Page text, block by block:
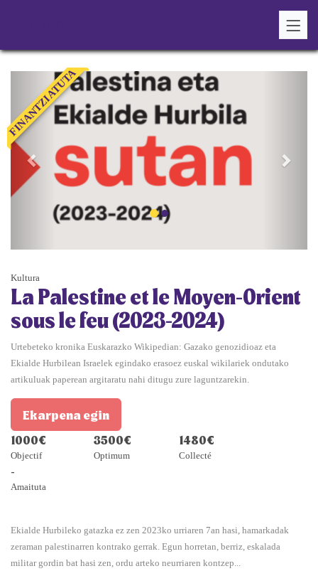
FINANTZIATUTA
&laquo;
Previous
Kultura
La Palestine et le Moyen-Orient
sous le feu (2023-2024)
Urtebeteko kronika Euskarazko Wikipedian: Gazako genozidioaz eta
Ekialde Hurbilean Israelek egindako erasoez euskal wikilariek ondutako
artikuluak paperean argitaratu nahi ditugu zure laguntzarekin.
Ekarpena egin
1000€
Objectif
3500€
Optimum
1480€
Collecté
-
Amaituta
Ekialde Hurbileko gatazka ez zen 2023ko urriaren 7an hasi, hamarkadak
zeraman palestinarren kontrako gerrak. Egun horretan, berriz, eskalada
militar gordin bat hasi zen, ordu arteko neurriaren kontzep...